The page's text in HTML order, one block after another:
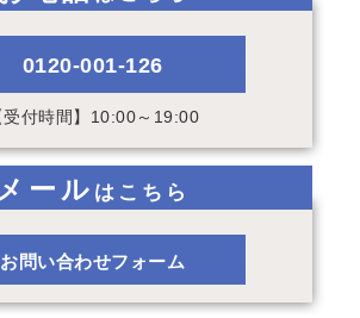
0120-001-126
受付時間】10:00～19:00
メール はこちら
お問い合わせフォーム